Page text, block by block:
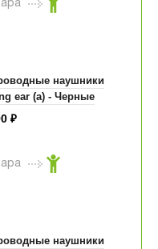
наушники
ear (a) - Черные
₽
наушники